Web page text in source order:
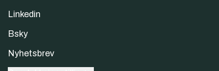
Linkedin
Bsky
Nyhetsbrev